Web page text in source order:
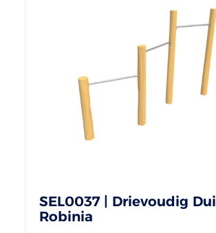
SEL0037 | Drievoudig
Robinia